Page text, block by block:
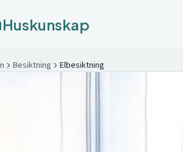
Huskunskap
Besiktning Elbesiktning